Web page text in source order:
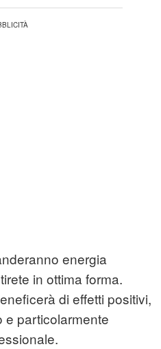
energia
in ottima forma.
di effetti positivi,
e particolarmente